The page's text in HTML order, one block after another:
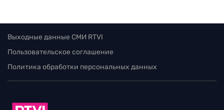
Выходные данные СМИ RTVI
Пользовательское соглашение
Политика обработки персональных данных